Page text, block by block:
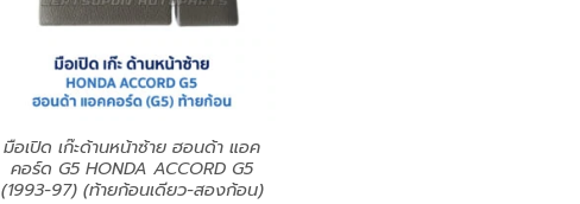
มือเปิด เก๊ะด้านหน้าซ้าย ฮอนด้า แอค
คอร์ด G5 HONDA ACCORD G5
(1993-97) (ท้ายก้อนเดียว-สองก้อน)